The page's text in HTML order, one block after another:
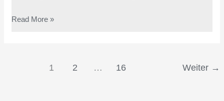
Read More »
1 2 … 16 Weiter →